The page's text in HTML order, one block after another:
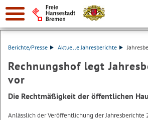
Suche:
Berichte/Presse Aktuelle Jahresberichte
Rechnungshof legt
vor
Die Rechtmäßigkeit der öffentlichen
Anlässlich der Veröffentlichung der Jahresberichte